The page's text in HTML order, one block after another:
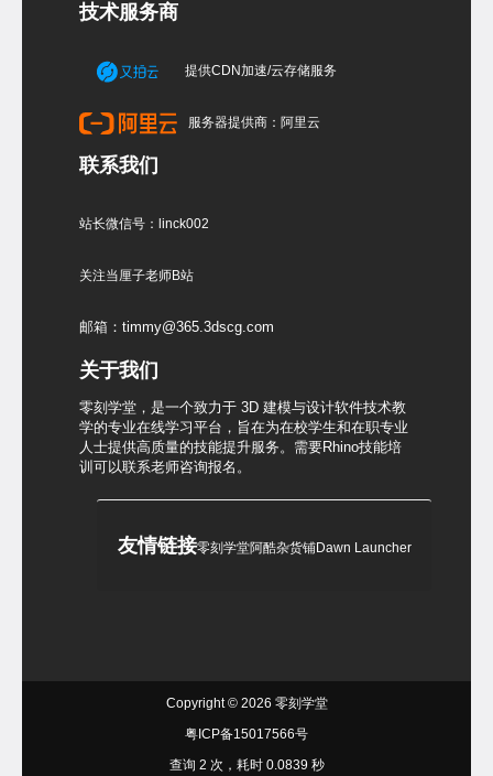
技术服务商
提供CDN加速/云存储服务
服务器提供商：阿里云
联系我们
站长微信号：linck002
关注当厘子老师B站
邮箱：timmy@365.3dscg.com
关于我们
零刻学堂，是一个致力于 3D 建模与设计软件技术教
学的专业在线学习平台，旨在为在校学生和在职专业
人士提供高质量的技能提升服务。需要Rhino技能培
训可以联系老师咨询报名。
友情链接零刻学堂阿酷杂货铺Dawn Launcher
Copyright © 2026 零刻学堂
粤ICP备15017566号
查询 2 次，耗时 0.0839 秒